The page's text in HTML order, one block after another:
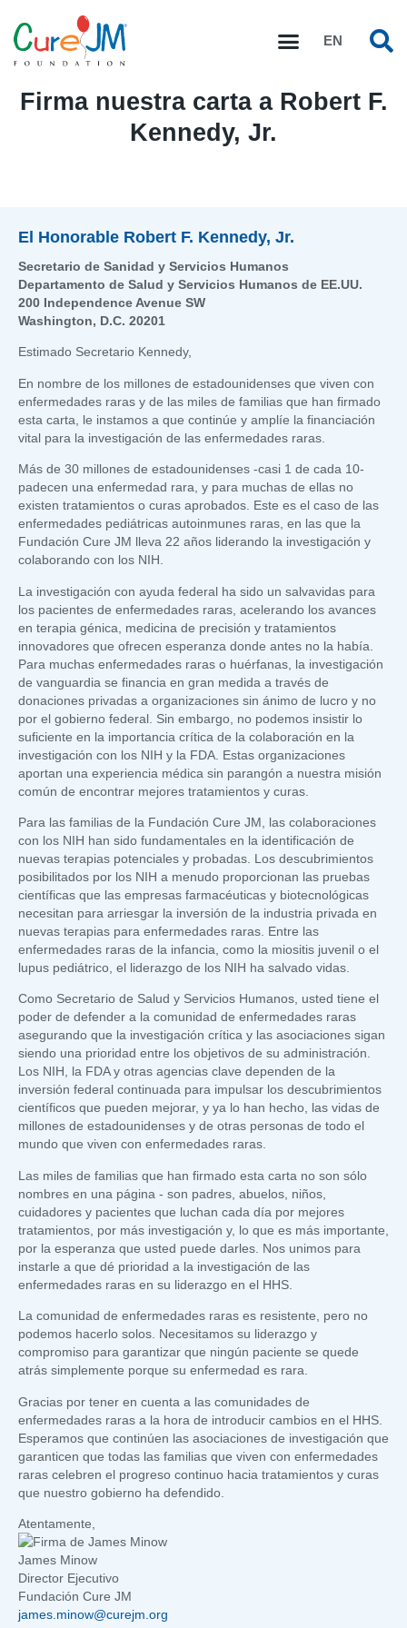
EN
Firma nuestra carta a Robert F.
Kennedy, Jr.
El Honorable Robert F. Kennedy, Jr.
Secretario de Sanidad y Servicios Humanos
Departamento de Salud y Servicios Humanos de EE.UU.
200 Independence Avenue SW
Washington, D.C. 20201
Estimado Secretario Kennedy,
En nombre de los millones de estadounidenses que viven con
enfermedades raras y de las miles de familias que han firmado
esta carta, le instamos a que continúe y amplíe la financiación
vital para la investigación de las enfermedades raras.
Más de 30 millones de estadounidenses -casi 1 de cada 10-
padecen una enfermedad rara, y para muchas de ellas no
existen tratamientos o curas aprobados. Este es el caso de las
enfermedades pediátricas autoinmunes raras, en las que la
Fundación Cure JM lleva 22 años liderando la investigación y
colaborando con los NIH.
La investigación con ayuda federal ha sido un salvavidas para
los pacientes de enfermedades raras, acelerando los avances
en terapia génica, medicina de precisión y tratamientos
innovadores que ofrecen esperanza donde antes no la había.
Para muchas enfermedades raras o huérfanas, la investigación
de vanguardia se financia en gran medida a través de
donaciones privadas a organizaciones sin ánimo de lucro y no
por el gobierno federal. Sin embargo, no podemos insistir lo
suficiente en la importancia crítica de la colaboración en la
investigación con los NIH y la FDA. Estas organizaciones
aportan una experiencia médica sin parangón a nuestra misión
común de encontrar mejores tratamientos y curas.
Para las familias de la Fundación Cure JM, las colaboraciones
con los NIH han sido fundamentales en la identificación de
nuevas terapias potenciales y probadas. Los descubrimientos
posibilitados por los NIH a menudo proporcionan las pruebas
científicas que las empresas farmacéuticas y biotecnológicas
necesitan para arriesgar la inversión de la industria privada en
nuevas terapias para enfermedades raras. Entre las
enfermedades raras de la infancia, como la miositis juvenil o el
lupus pediátrico, el liderazgo de los NIH ha salvado vidas.
Como Secretario de Salud y Servicios Humanos, usted tiene el
poder de defender a la comunidad de enfermedades raras
asegurando que la investigación crítica y las asociaciones sigan
siendo una prioridad entre los objetivos de su administración.
Los NIH, la FDA y otras agencias clave dependen de la
inversión federal continuada para impulsar los descubrimientos
científicos que pueden mejorar, y ya lo han hecho, las vidas de
millones de estadounidenses y de otras personas de todo el
mundo que viven con enfermedades raras.
Las miles de familias que han firmado esta carta no son sólo
nombres en una página - son padres, abuelos, niños,
cuidadores y pacientes que luchan cada día por mejores
tratamientos, por más investigación y, lo que es más importante,
por la esperanza que usted puede darles. Nos unimos para
instarle a que dé prioridad a la investigación de las
enfermedades raras en su liderazgo en el HHS.
La comunidad de enfermedades raras es resistente, pero no
podemos hacerlo solos. Necesitamos su liderazgo y
compromiso para garantizar que ningún paciente se quede
atrás simplemente porque su enfermedad es rara.
Gracias por tener en cuenta a las comunidades de
enfermedades raras a la hora de introducir cambios en el HHS.
Esperamos que continúen las asociaciones de investigación que
garanticen que todas las familias que viven con enfermedades
raras celebren el progreso continuo hacia tratamientos y curas
que nuestro gobierno ha defendido.
Atentamente,
James Minow
Director Ejecutivo
Fundación Cure JM
james.minow@curejm.org